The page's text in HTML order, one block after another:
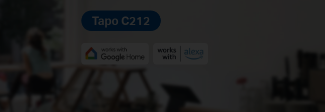
Tapo C212